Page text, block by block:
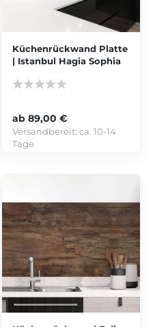
Küchenrückwand Platte
| Istanbul Hagia Sophia
ab 89,00 €
Versandbereit:ca. 10-14
Tage